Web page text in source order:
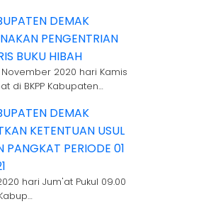
DEMAK
PENGENTRIAN
BUKU HIBAH
2020 hari Kamis
di BKPP Kabupaten…
DEMAK
KETENTUAN USUL
PANGKAT PERIODE 01
hari Jum'at Pukul 09.00